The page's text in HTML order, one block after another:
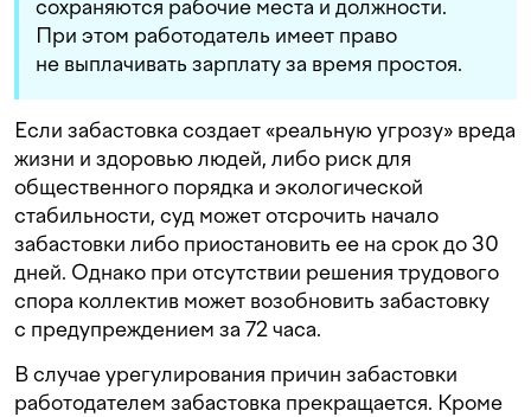
сохраняются рабочие места и должности.
При этом работодатель имеет право
не выплачивать зарплату за время простоя.
Если забастовка создает «реальную угрозу» вреда
жизни и здоровью людей, либо риск для
общественного порядка и экологической
стабильности, суд может отсрочить начало
забастовки либо приостановить ее на срок до 30
дней. Однако при отсутствии решения трудового
спора коллектив может возобновить забастовку
с предупреждением за 72 часа.
В случае урегулирования причин забастовки
работодателем забастовка прекращается. Кроме